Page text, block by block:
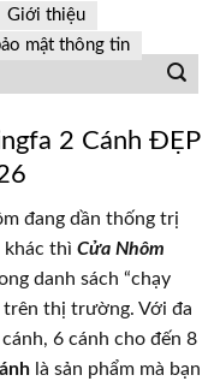
Giới thiệu
mật thông tin
2 Cánh ĐẸP
đang dần thống trị
khác thì Cửa Nhôm
danh sách “chạy
trên thị trường. Với đa
6 cánh cho đến 8
là sản phẩm mà bạn